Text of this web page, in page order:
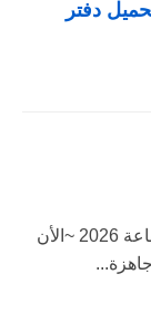
دفتر
دفتر تحضير جاهز للطباعة 2026 ~الأن